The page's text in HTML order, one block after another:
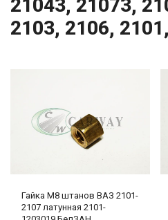
21043, 21073,
2103, 2106,
Гайка М8 штанов ВАЗ 2101-
2107 латунная 2101-